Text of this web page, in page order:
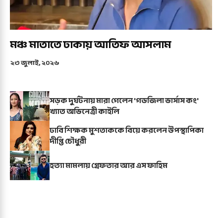
মঞ্চ মাতাতে ঢাকায় আতিফ আসলাম
২৩ জুলাই, ২০২৬
সড়ক দুর্ঘটনায় মারা গেলেন 'গডজিলা ভার্সাস কং'
খ্যাত অভিনেত্রী কাইলি
ঢাবি শিক্ষক মুশতাককে বিয়ে করলেন উপস্থাপিকা
দীপ্তি চৌধুরী
হত্যা মামলায় গ্রেফতার আর এস ফাহিম